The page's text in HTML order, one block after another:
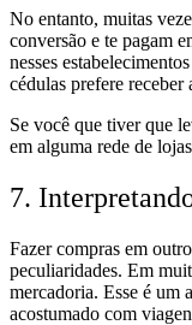
No entanto, muitas
conversão e te pagam
nesses
cédulas prefere receber
Se você que tiver que
em alguma rede de lojas
7.
Fazer compras em
peculiaridades. Em
mercadoria. Esse é um
acostumado com